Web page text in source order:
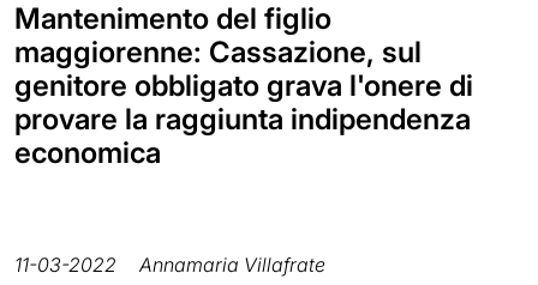
Mantenimento del figlio
maggiorenne: Cassazione, sul
genitore obbligato grava l'onere di
provare la raggiunta indipendenza
economica
11-03-2022 Annamaria Villafrate